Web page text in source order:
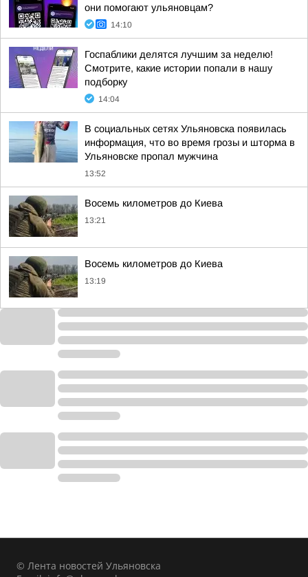
они помогают ульяновцам?
14:10
Госпаблики делятся лучшим за неделю!
Смотрите, какие истории попали в нашу
подборку
14:04
В социальных сетях Ульяновска появилась
информация, что во время грозы и шторма в
Ульяновске пропал мужчина
13:52
Восемь километров до Киева
13:21
Восемь километров до Киева
13:19
© Лента новостей Ульяновска